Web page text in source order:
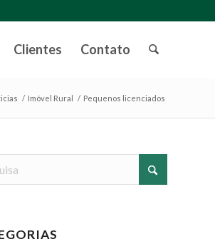
Clientes Contato
/ Imóvel Rural / Pequenos licenciados